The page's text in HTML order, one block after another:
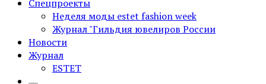
Спецпроекты
Неделя моды estet fashion week
Журнал "Гильдия ювелиров России
Новости
Журнал
ESTET